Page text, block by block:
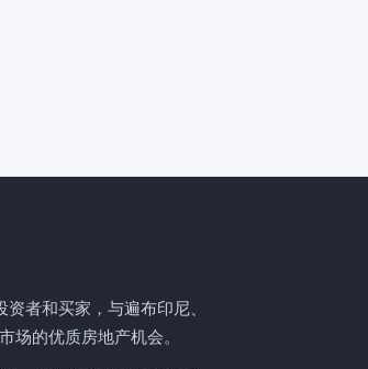
资者和买家，与遍布印尼、
场的优质房地产机会。